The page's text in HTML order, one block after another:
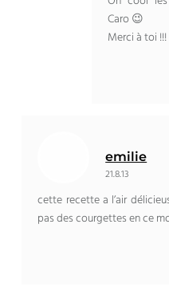
Caro 😉
Merci à toi !!!
emilie
21.8.13
cette recette a l’air
pas des courgettes en ce